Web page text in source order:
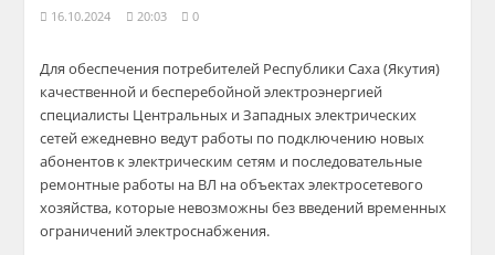
16.10.2024 20:03 0
Для обеспечения потребителей Республики Саха (Якутия)
качественной и бесперебойной электроэнергией
специалисты Центральных и Западных электрических
сетей ежедневно ведут работы по подключению новых
абонентов к электрическим сетям и последовательные
ремонтные работы на ВЛ на объектах электросетевого
хозяйства, которые невозможны без введений временных
ограничений электроснабжения.